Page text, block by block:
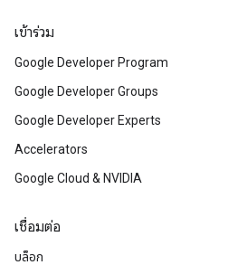
เข้าร่วม
Google Developer Program
Google Developer Groups
Google Developer Experts
Accelerators
Google Cloud & NVIDIA
เชื่อมต่อ
บล็อก